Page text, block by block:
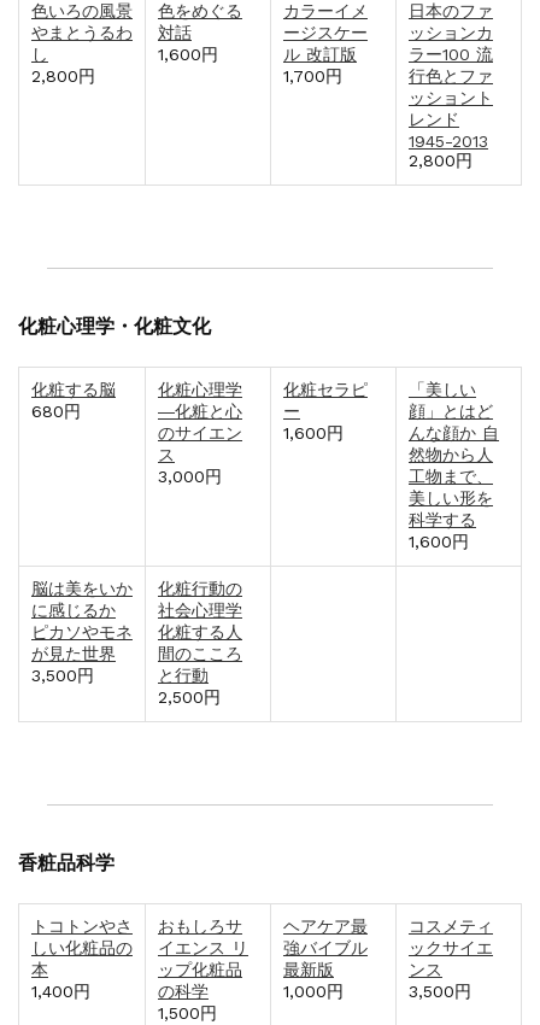
色いろの風景
やまとうるわ
し
2,800円
色をめぐる
対話
1,600円
カラーイメ
ージスケー
ル 改訂版
1,700円
日本のファ
ッションカ
ラー100 流
行色とファ
ッショント
レンド
1945-2013
2,800円
化粧心理学・化粧文化
化粧する脳
680円
化粧心理学
―化粧と心
のサイエン
ス
3,000円
化粧セラピ
ー
1,600円
「美しい
顔」とはど
んな顔か 自
然物から人
工物まで、
美しい形を
科学する
1,600円
脳は美をいか
に感じるか
ピカソやモネ
が見た世界
3,500円
化粧行動の
社会心理学
化粧する人
間のこころ
と行動
2,500円
香粧品科学
トコトンやさ
しい化粧品の
本
1,400円
おもしろサ
イエンス リ
ップ化粧品
の科学
1,500円
ヘアケア最
強バイブル
最新版
1,000円
コスメティ
ックサイエ
ンス
3,500円